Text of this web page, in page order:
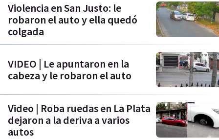
Violencia en San Justo: le
robaron el auto y ella quedó
colgada
VIDEO | Le apuntaron en la
cabeza y le robaron el auto
Video | Roba ruedas en La Plata
dejaron a la deriva a varios
autos